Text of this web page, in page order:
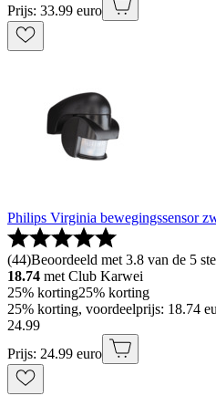
Prijs: 33.99 euro
Philips Virginia bewegingssensor
(44)Beoordeeld met 3.8 van de 5
18.74 met Club Karwei
25% korting25% korting
25% korting, voordeelprijs: 18.74
24.99
Prijs: 24.99 euro